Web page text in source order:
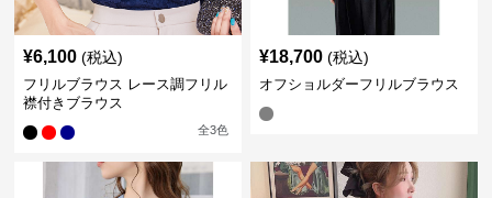
¥6,100 (税込)
フリルブラウス レース調フリル
襟付きブラウス
全3色
¥18,700 (税込)
オフショルダーフリルブラウス